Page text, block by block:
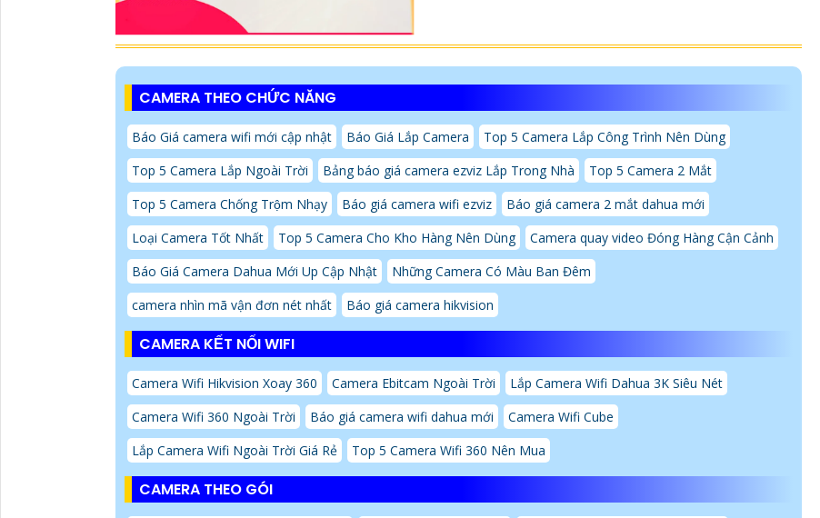
CAMERA THEO CHỨC NĂNG
Báo Giá camera wifi mới cập nhật Báo Giá Lắp Camera
Top 5 Camera Lắp Công Trình Nên Dùng
Top 5 Camera Lắp Ngoài Trời
Bảng báo giá camera ezviz Lắp Trong Nhà
Top 5 Camera 2 Mắt
Top 5 Camera Chống Trộm Nhạy
Báo giá camera wifi ezviz
Báo giá camera 2 mắt dahua mới
Loại Camera Tốt Nhất
Top 5 Camera Cho Kho Hàng Nên Dùng
Camera quay video Đóng Hàng Cận Cảnh
Báo Giá Camera Dahua Mới Up Cập Nhật
Những Camera Có Màu Ban Đêm
camera nhìn mã vận đơn nét nhất
Báo giá camera hikvision
CAMERA KẾT NỐI WIFI
Camera Wifi Hikvision Xoay 360 Camera Ebitcam Ngoài Trời
Lắp Camera Wifi Dahua 3K Siêu Nét
Camera Wifi 360 Ngoài Trời
Báo giá camera wifi dahua mới
Camera Wifi Cube
Lắp Camera Wifi Ngoài Trời Giá Rẻ
Top 5 Camera Wifi 360 Nên Mua
CAMERA THEO GÓI